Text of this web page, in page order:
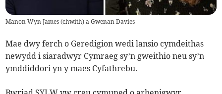
Manon Wyn James (chwith) a Gwenan Davies
Mae dwy ferch o Geredigion wedi lansio cymdeithas
newydd i siaradwyr Cymraeg sy’n gweithio neu sy’n
ymddiddori yn y maes Cyfathrebu.